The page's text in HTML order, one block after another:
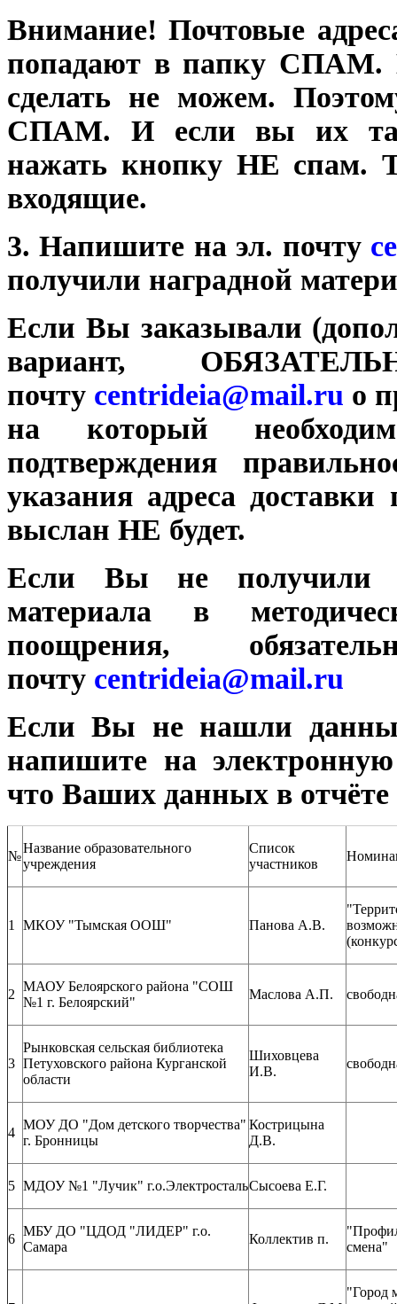
Внимание! Почтовые
попадают в папку СПАМ.
сделать не можем.
СПАМ. И если вы их там
нажать кнопку НЕ спам.
входящие.
3. Напишите на эл. почту
получили наградной
Если Вы заказывали
вариант,
почту centrideia@mail.ru о
на который
подтверждения
указания адреса
выслан НЕ будет.
Если Вы не получили
материала в
поощрения,
почту centrideia@mail.ru
Если Вы не нашли
напишите на
что Ваших данных в отчёте
№
Название образовательного
учреждения
Список
участников
1 МКОУ "Тымская ООШ" Панова А.В.
2
МАОУ Белоярского района "СОШ
№1 г. Белоярский"
Маслова А.П.
3
Рынковская сельская библиотека
Петуховского района Курганской
области
Шиховцева
И.В.
4
МОУ ДО "Дом детского творчества"
г. Бронницы
Кострицына
Д.В.
5 МДОУ №1 "Лучик" г.о.ЭлектростальСысоева Е.Г.
6
МБУ ДО "ЦДОД "ЛИДЕР" г.о.
Самара
Коллектив п.
смена"
"Город